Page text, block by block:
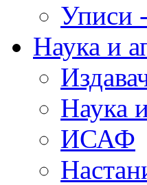
Уписи
Наука и
Наука
ИСАФ